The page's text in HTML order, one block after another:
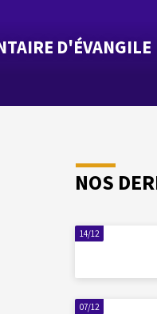
D'ÉVANGILE
NOS
14/12
07/12